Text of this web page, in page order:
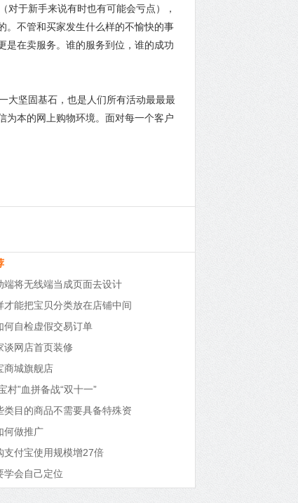
于新手来说有时也有可能会亏点），
。不管和买家发生什么样的不愉快的事
是在卖服务。谁的服务到位，谁的成功
大坚固基石，也是人们所有活动最最最
为本的网上购物环境。面对每一个客户
端将无线端当成页面去设计
才能把宝贝分类放在店铺中间
何自检虚假交易订单
谈网店首页装修
商城旗舰店
村”血拼备战“双十一”
类目的商品不需要具备特殊资
何做推广
支付宝使用规模增27倍
学会自己定位